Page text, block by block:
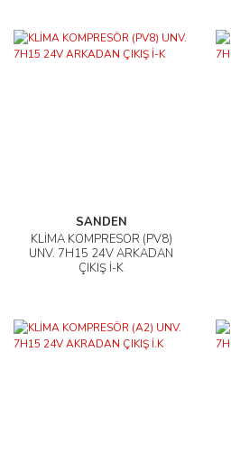
SANDEN
KLİMA KOMPRESÖR (PV8)
UNV. 7H15 24V ARKADAN
ÇIKIŞ İ-K